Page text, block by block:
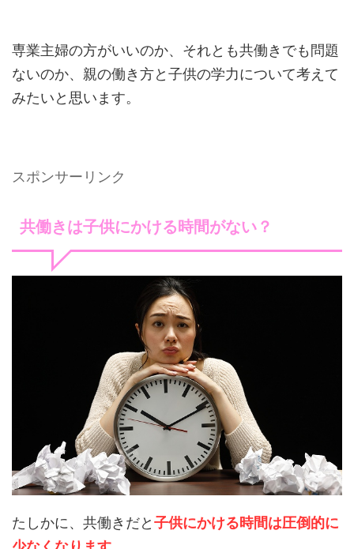
専業主婦の方がいいのか、それとも共働きでも問題
ないのか、親の働き方と子供の学力について考えて
みたいと思います。
スポンサーリンク
共働きは子供にかける時間がない？
たしかに、共働きだと子供にかける時間は圧倒的に